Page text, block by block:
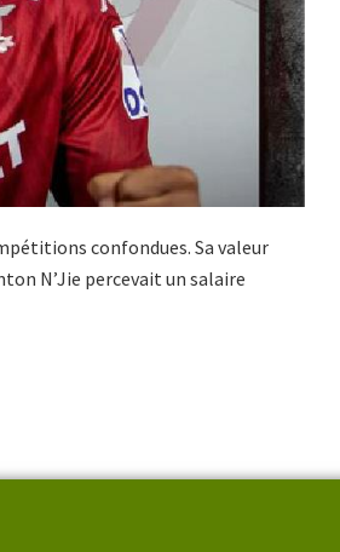
confondues. Sa valeur
N’Jie percevait un salaire